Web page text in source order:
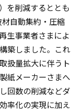
繫体中文
を削減するととも
材自動集約・圧縮
生事業者さまによ
築しました。これ
扱量拡大に伴うト
紙メーカーさまへ
回数の削減などダ
率化の実現に加え